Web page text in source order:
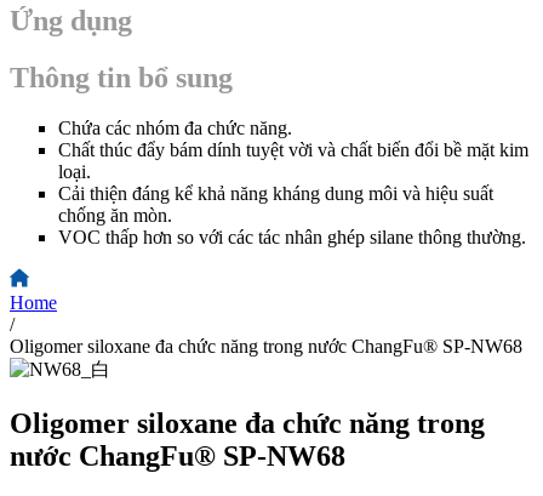
Ứng dụng
Thông tin bổ sung
Chứa các nhóm đa chức năng.
Chất thúc đẩy bám dính tuyệt vời và chất biến đổi bề mặt kim
loại.
Cải thiện đáng kể khả năng kháng dung môi và hiệu suất
chống ăn mòn.
VOC thấp hơn so với các tác nhân ghép silane thông thường.
Home
/
Oligomer siloxane đa chức năng trong nước ChangFu® SP-NW68
Oligomer siloxane đa chức năng trong
nước ChangFu® SP-NW68